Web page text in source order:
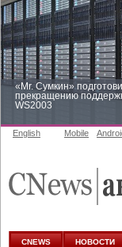
«Mr. Сумкин»
прекращению
WS2003
аналитике
English Mobile
CNEWS НОВОСТИ